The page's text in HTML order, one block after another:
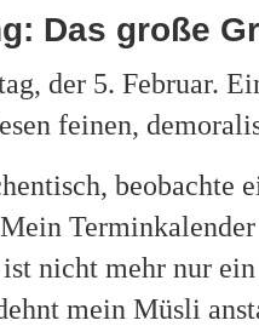
Das große
der 5. Februar.
feinen,
beobachte
Terminkalender
nicht mehr nur
mein Müsli